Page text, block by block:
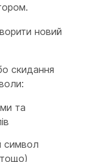
новий
скидання
та
символ